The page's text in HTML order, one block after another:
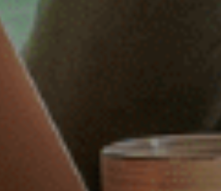
Assistent controller
BI-specialist
Business controller
Commercieel medewerker